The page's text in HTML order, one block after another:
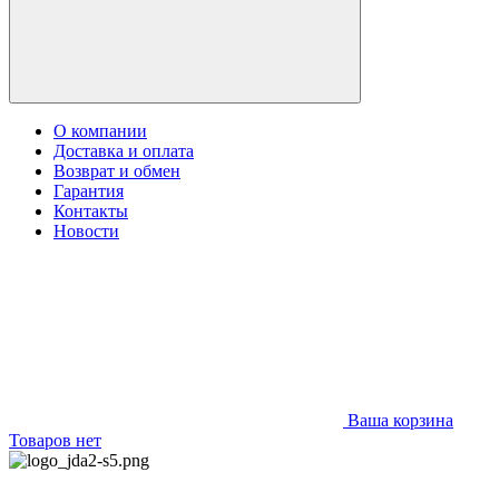
О компании
Доставка и оплата
Возврат и обмен
Гарантия
Контакты
Новости
Ваша корзина
Товаров нет